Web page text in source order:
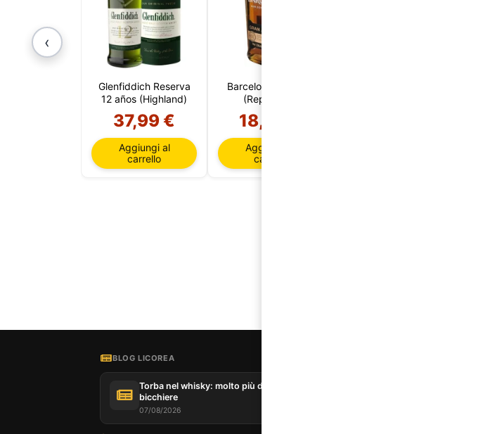
‹
Glenfiddich Reserva
12 años (Highland)
37,99 €
Aggiungi al
carrello
Barcelo Gran Añejo
(Repubblica
Dominicana)
18,50 €
Aggiungi al
carrello
BLOG LICOREA
Torba nel whisky: molto più del fumo nel
bicchiere
07/08/2026